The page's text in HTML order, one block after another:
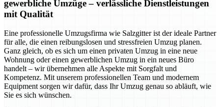
gewerbliche Umzüge – verlässliche Dienstleistungen
mit Qualität
Eine professionelle Umzugsfirma wie Salzgitter ist der ideale Partner
für alle, die einen reibungslosen und stressfreien Umzug planen.
Ganz gleich, ob es sich um einen privaten Umzug in eine neue
Wohnung oder einen gewerblichen Umzug in ein neues Büro
handelt – wir übernehmen alle Aspekte mit Sorgfalt und
Kompetenz. Mit unserem professionellen Team und modernem
Equipment sorgen wir dafür, dass Ihr Umzug genau so abläuft, wie
Sie es sich wünschen.